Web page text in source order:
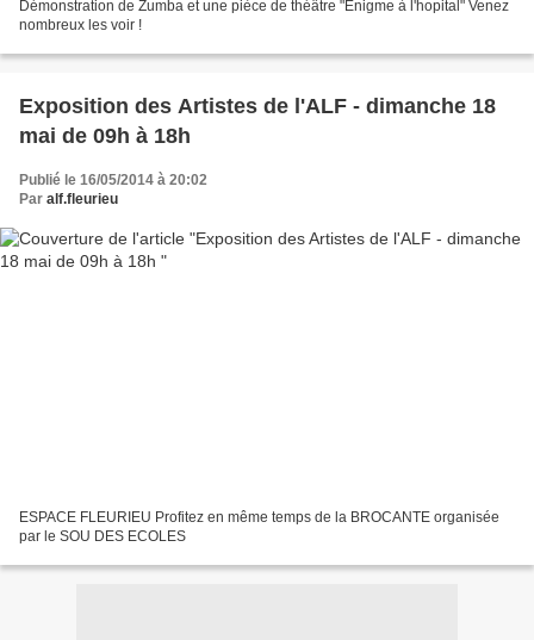
Démonstration de Zumba et une pièce de théâtre "Enigme à l'hopital" Venez
nombreux les voir !
Exposition des Artistes de l'ALF - dimanche 18
mai de 09h à 18h
Publié le 16/05/2014 à 20:02
Par alf.fleurieu
ESPACE FLEURIEU Profitez en même temps de la BROCANTE organisée
par le SOU DES ECOLES